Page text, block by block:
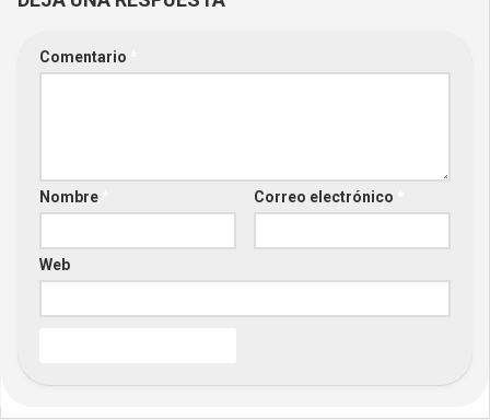
Comentario
Nombre Correo electrónico
Web